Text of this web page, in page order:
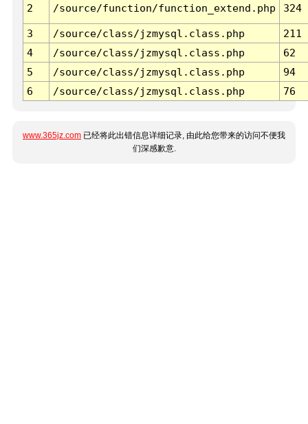
2 /source/function/function_extend.php 324
3 /source/class/jzmysql.class.php
211
4
/source/class/jzmysql.class.php
62
5
/source/class/jzmysql.class.php
94
6
/source/class/jzmysql.class.php 76
www.365jz.com 已经将此出错信息详细记录, 由此给您带来的访问不便我
们深感歉意.